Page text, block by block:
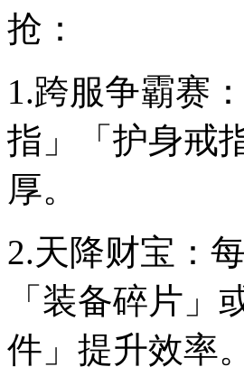
抢：
1.跨服争霸赛
指」「护身戒
厚。
2.天降财宝：
「装备碎片
件」提升效率。